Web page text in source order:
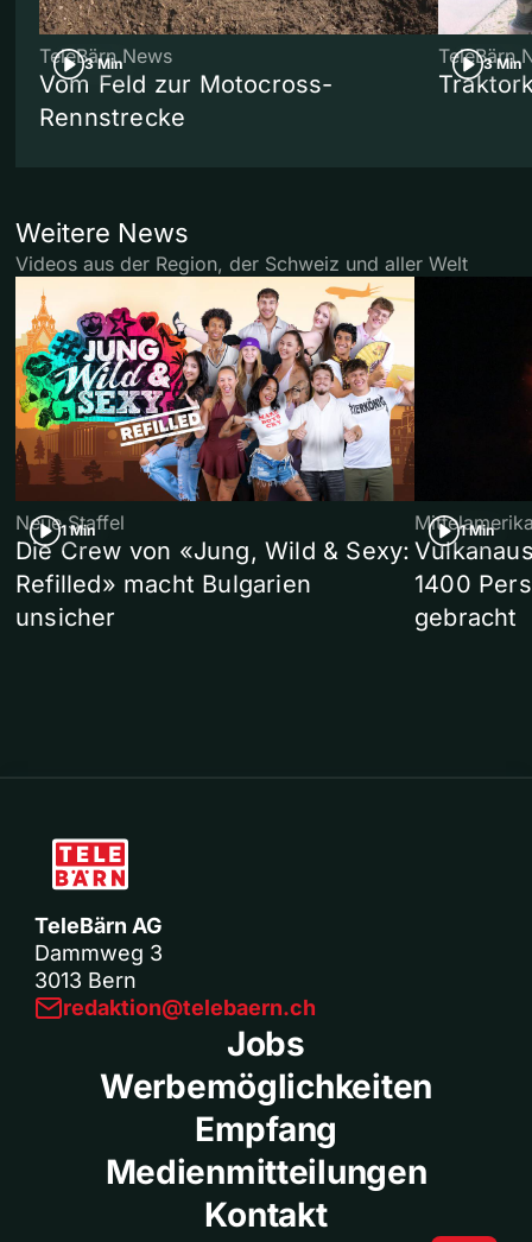
3 Min
TeleBärn News
Vom Feld zur Motocross-
Rennstrecke
3 Min
TeleBärn
Weitere News
Videos aus der Region, der Schweiz und aller Welt
1 Min
Neue Staffel
Die Crew von «Jung, Wild & Sexy:
Refilled» macht Bulgarien
unsicher
1 Min
1400
gebracht
TeleBärn AG
Dammweg 3
3013 Bern
redaktion@telebaern.ch
Jobs
Werbemöglichkeiten
Empfang
Medienmitteilungen
Kontakt